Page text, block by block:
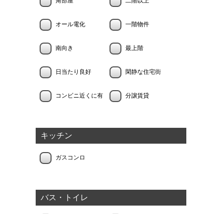
オール電化 一階物件
南向き 最上階
日当たり良好 閑静な住宅街
コンビニ近くに有 分譲賃貸
キッチン
ガスコンロ
バス・トイレ